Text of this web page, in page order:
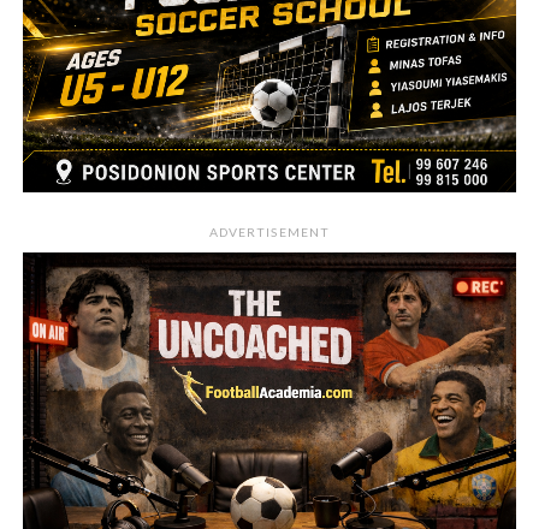
ADVERTISEMENT